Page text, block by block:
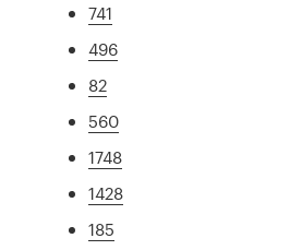
741
496
82
560
1748
1428
185